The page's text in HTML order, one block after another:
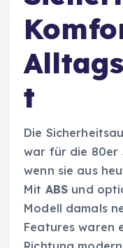
t
Die
war für die 80er
wenn sie aus
Mit ABS und
Modell damals
Features waren